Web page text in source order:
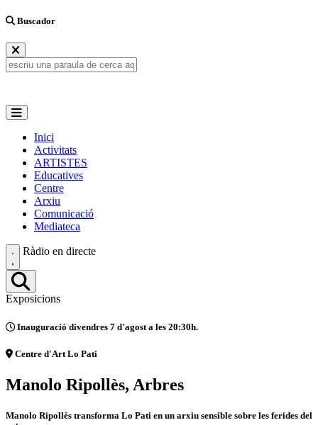
Buscador
Inici
Activitats
ARTISTES
Educatives
Centre
Arxiu
Comunicació
Mediateca
Ràdio en directe
Exposicions
Inauguració divendres 7 d'agost a les 20:30h.
Centre d'Art Lo Pati
Manolo Ripollès, Arbres
Manolo Ripollès transforma Lo Pati en un arxiu sensible sobre les ferides del